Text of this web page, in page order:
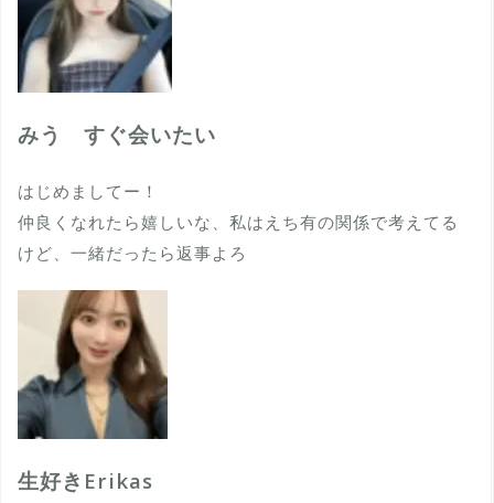
みう すぐ会いたい
はじめましてー！
仲良くなれたら嬉しいな、私はえち有の関係で考えてる
けど、一緒だったら返事よろ
生好きErikas